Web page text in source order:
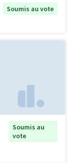
Soumis au vote
Soumis au
vote